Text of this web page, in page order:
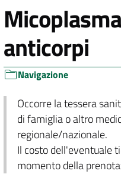
anticorpi
Navigazione
Occorre la tessera
di famiglia o altro
regionale/nazionale.
Il costo dell'eventuale
momento della